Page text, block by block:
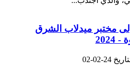
مختبر ميدلاب الشرق
02-02